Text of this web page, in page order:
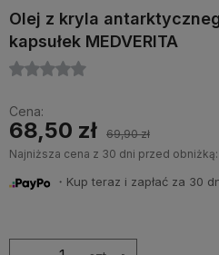
Olej z kryla
kapsułek MEDVERITA
Cena:
68,50 zł
69,90 zł
Najniższa cena z 30 dni przed obniżką:
・Kup teraz i zapłać za 30